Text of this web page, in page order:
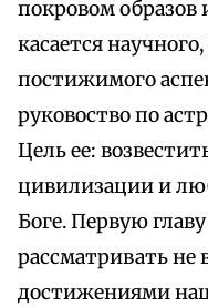
покровом образов
касается
постижимого
руковоство по
Цель ее:
цивилизации и
Боге. Первую
рассматривать не
достижениями